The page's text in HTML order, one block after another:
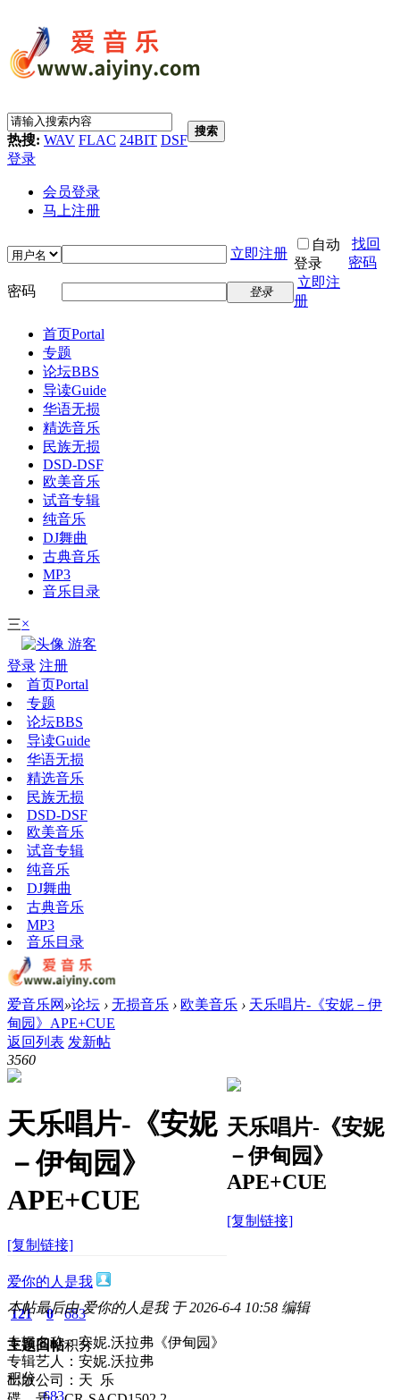
热搜: WAV FLAC 24BIT DSF
搜索
登录
会员登录
马上注册
立即注册
自动
登录
找回
密码
密码
登录
立即注
册
首页Portal
专题
论坛BBS
导读Guide
华语无损
精选音乐
民族无损
DSD-DSF
欧美音乐
试音专辑
纯音乐
DJ舞曲
古典音乐
MP3
音乐目录
三×
游客
登录 注册
首页Portal
专题
论坛BBS
导读Guide
华语无损
精选音乐
民族无损
DSD-DSF
欧美音乐
试音专辑
纯音乐
DJ舞曲
古典音乐
MP3
音乐目录
爱音乐网 »论坛 › 无损音乐 › 欧美音乐 › 天乐唱片-《安妮－伊
甸园》APE+CUE
返回列表 发新帖
3560
天乐唱片-《安妮
－伊甸园》
APE+CUE
[复制链接]
天乐唱片-《安妮
－伊甸园》
APE+CUE
[复制链接]
爱你的人是我
121
主题
0
回帖
683
积分
积分
683
本帖最后由 爱你的人是我 于 2026-6-4 10:58 编辑
专辑名称：安妮.沃拉弗《伊甸园》
专辑艺人：安妮.沃拉弗
出版公司：天 乐